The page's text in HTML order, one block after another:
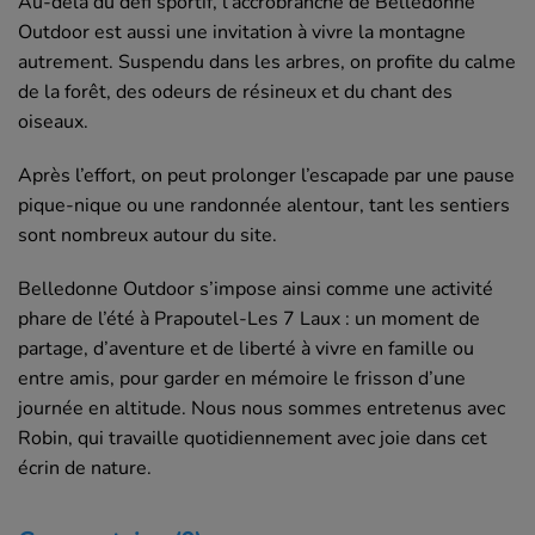
Outdoor est aussi une invitation à vivre la montagne
autrement. Suspendu dans les arbres, on profite du calme
de la forêt, des odeurs de résineux et du chant des
oiseaux.
Après l’effort, on peut prolonger l’escapade par une pause
pique-nique ou une randonnée alentour, tant les sentiers
sont nombreux autour du site.
Belledonne Outdoor s’impose ainsi comme une activité
phare de l’été à Prapoutel-Les 7 Laux : un moment de
partage, d’aventure et de liberté à vivre en famille ou
entre amis, pour garder en mémoire le frisson d’une
journée en altitude. Nous nous sommes entretenus avec
Robin, qui travaille quotidiennement avec joie dans cet
écrin de nature.